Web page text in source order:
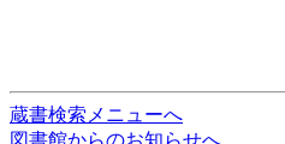
蔵書検索メニューへ
図書館からのお知らせへ